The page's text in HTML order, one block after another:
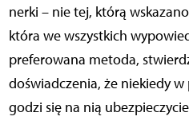
nerki – nie tej, którą
która we wszystkich
preferowana metoda,
doświadczenia, że niekiedy
godzi się na nią